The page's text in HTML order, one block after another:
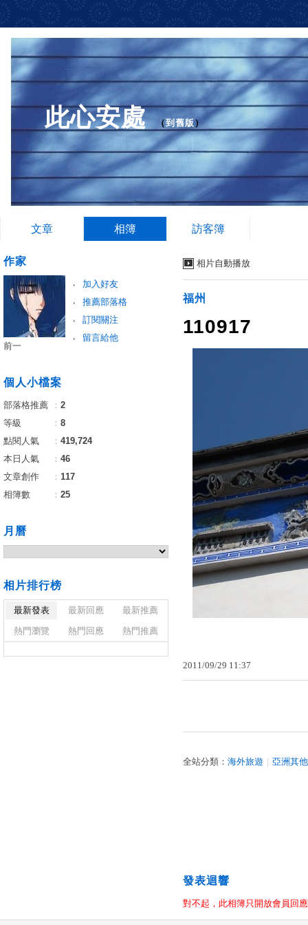
此心安處（到舊版 ）
文章 相簿 訪客簿
相片自動播放
福州
110917
2011/09/29 11:37
全站分類： 海外旅遊 亞洲其他
發表迴響
對不起，此相簿只開放會員回應
作家
加入好友
推薦部落格
訂閱關注
留言給他
前一
個人小檔案
部落格推薦 ： 2
等級
： 8
點閱人氣
： 419,724
本日人氣
： 46
文章創作
： 117
相簿數
： 25
月曆
相片排行榜
最新發表 最新回應
最新推薦
熱門瀏覽
熱門回應 熱門推薦